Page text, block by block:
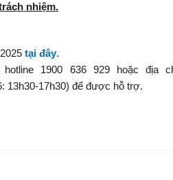
nhiệm.
tại đây.
hotline 1900 636 929 hoặc địa
13h30-17h30) để được hỗ trợ.